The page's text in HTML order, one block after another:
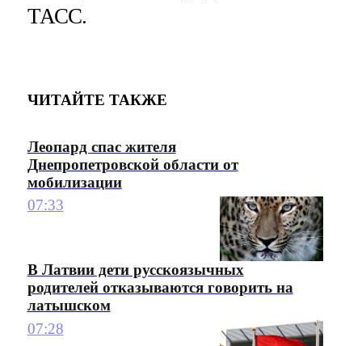
ТАСС.
ЧИТАЙТЕ ТАКЖЕ
Леопард спас жителя
Днепропетровской области от
мобилизации
07:33
В Латвии дети русскоязычных
родителей отказываются говорить на
латышском
07:28